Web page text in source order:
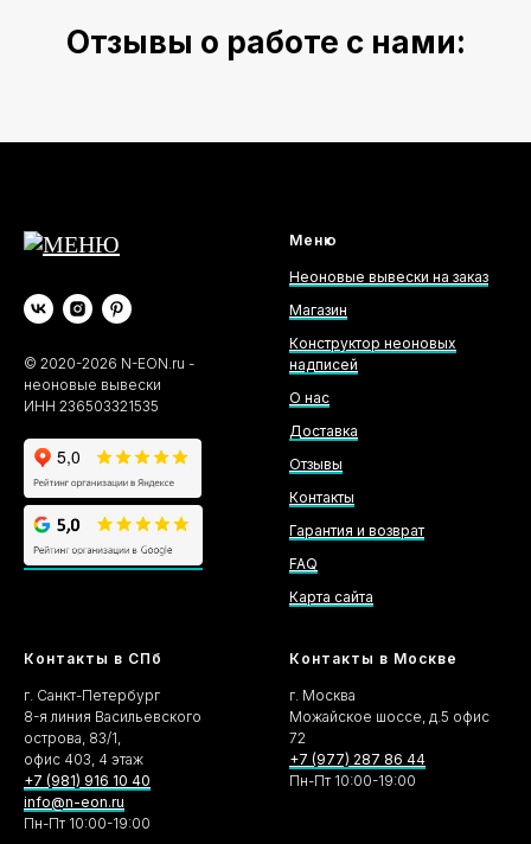
Отзывы о работе с нами:
© 2020-2026 N-EON.ru -
неоновые вывески
ИНН 236503321535
Меню
Неоновые вывески на заказ
Магазин
Конструктор неоновых
надписей
О нас
Доставка
Отзывы
Контакты
Гарантия и возврат
FAQ
Карта сайта
Контакты в СПб
г. Санкт-Петербург
8-я линия Васильевского
острова, 83/1,
офис 403, 4 этаж
+7 (981) 916 10 40
info@n-eon.ru
Пн-Пт 10:00-19:00
Контакты в Москве
г. Москва
Можайское шоссе, д.5 офис
72
+7 (977) 287 86 44
Пн-Пт 10:00-19:00